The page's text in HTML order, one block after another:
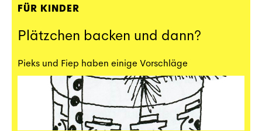
FÜR KINDER
Plätzchen backen und dann?
Pieks und Fiep haben einige Vorschläge